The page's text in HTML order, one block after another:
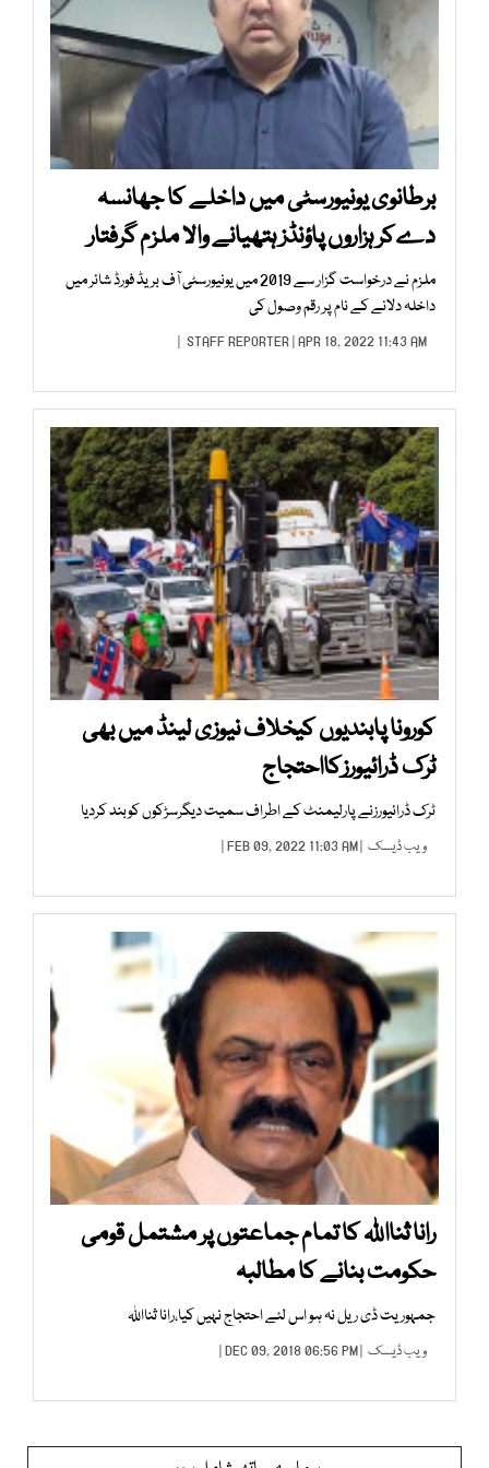
برطانوی یونیورسٹی میں داخلے کا جھانسہ
دےکر ہزاروں پاؤنڈز ہتھیانے والا ملزم گرفتار
ملزم نے درخواست گزار سے 2019 میں یونیورسٹی آف بریڈ فورڈ شائر میں
داخلہ دلانے کے نام پر رقم وصول کی
STAFF REPORTER| APR 18, 2022 11:43 AM |
کورونا پابندیوں کیخلاف نیوزی لینڈ میں بھی
ٹرک ڈرائیورزکااحتجاج
ٹرک ڈرائیورزنے پارلیمنٹ کے اطراف سمیت دیگرسڑکوں کوبند کردیا
ویب ڈیسک | FEB 09, 2022 11:03 AM |
رانا ثنااللہ کا تمام جماعتوں پر مشتمل قومی
حکومت بنانے کا مطالبہ
جمہوریت ڈی ریل نہ ہو اس لئے احتجاج نہیں کیا،رانا ثنااللہ
ویب ڈیسک | DEC 09, 2018 06:56 PM |